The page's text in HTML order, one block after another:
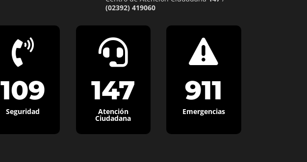
(02392) 419060

109
Seguridad

147
Atención
Ciudadana

911
Emergencias